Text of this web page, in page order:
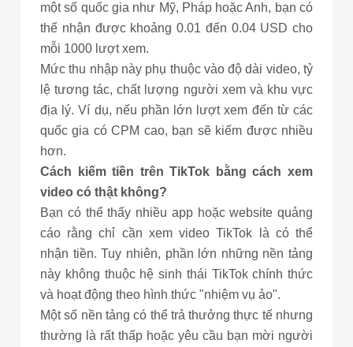
một số quốc gia như Mỹ, Pháp hoặc Anh, bạn có
thể nhận được khoảng 0.01 đến 0.04 USD cho
mỗi 1000 lượt xem.
Mức thu nhập này phụ thuộc vào độ dài video, tỷ
lệ tương tác, chất lượng người xem và khu vực
địa lý. Ví dụ, nếu phần lớn lượt xem đến từ các
quốc gia có CPM cao, bạn sẽ kiếm được nhiều
hơn.
Cách kiếm tiền trên TikTok bằng cách xem
video có thật không?
Bạn có thể thấy nhiều app hoặc website quảng
cáo rằng chỉ cần xem video TikTok là có thể
nhận tiền. Tuy nhiên, phần lớn những nền tảng
này không thuộc hệ sinh thái TikTok chính thức
và hoạt động theo hình thức "nhiệm vụ ảo".
Một số nền tảng có thể trả thưởng thực tế nhưng
thường là rất thấp hoặc yêu cầu bạn mời người